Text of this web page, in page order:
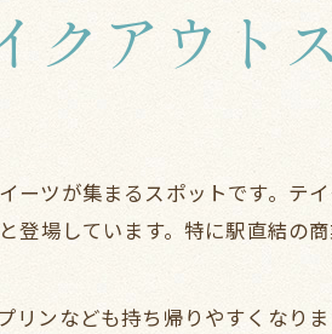
題の持ち帰り菓子
ち帰りランキング注目の理由
の映えスイーツ持ち帰り術
む大阪の名物スイーツ体験
イクアウトで堪能
ツをテイクアウトで楽しむコツ
クアウト
ツが集まるスポットです。テ
場しています。特に駅直結の
ンなども持ち帰りやすくなり